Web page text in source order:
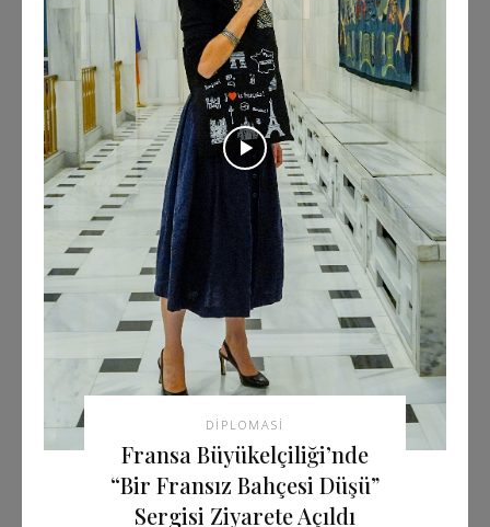
DIPLOMASI
Fransa Büyükelçiliği’nde
“Bir Fransız Bahçesi Düşü”
Sergisi Ziyarete Açıldı